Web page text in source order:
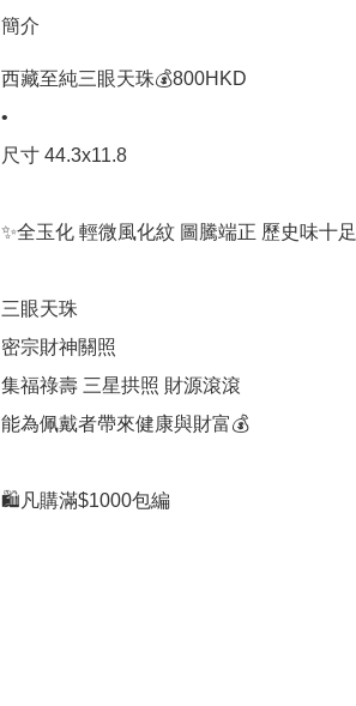
簡介
西藏至純三眼天珠💰800HKD
•
尺寸 44.3x11.8
✨全玉化 輕微風化紋 圖騰端正 歷史味十足
三眼天珠
密宗財神關照
集福祿壽 三星拱照 財源滾滾
能為佩戴者帶來健康與財富💰